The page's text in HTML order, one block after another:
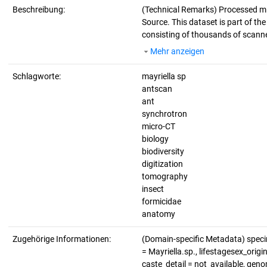
Beschreibung: (Technical Remarks) Processed
Source. This dataset is part of
consisting of thousands of
Mehr anzeigen
Schlagworte:
mayriella sp
antscan
ant
synchrotron
micro-CT
biology
biodiversity
digitization
tomography
insect
formicidae
anatomy
Zugehörige Informationen:
(Domain-specific Metadata)
= Mayriella.sp.,
caste_detail = not_available,